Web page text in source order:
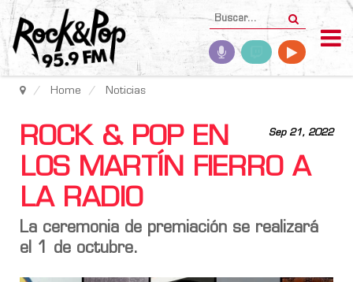
Home Noticias
Sep 21, 2022
ROCK & POP EN
LOS MARTÍN FIERRO A
LA RADIO
La ceremonia de premiación se realizará
el 1 de octubre.